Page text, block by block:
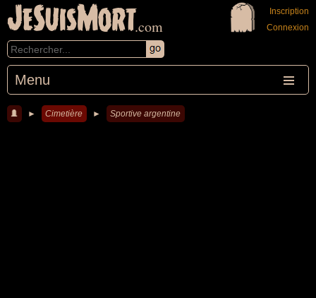
JeSuisMort.com
Menu
Inscription
Connexion
► Cimetière ► Sportive argentine